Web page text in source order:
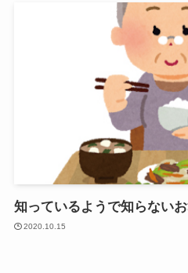
知っているようで知らない
2020.10.15